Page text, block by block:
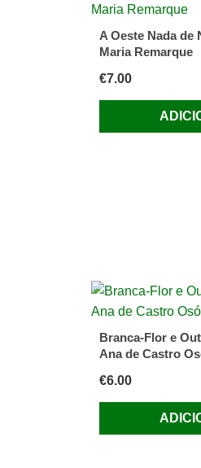
A Oeste Nada de
Maria Remarque
€7.00
Branca-Flor e
Ana de Castro
€6.00